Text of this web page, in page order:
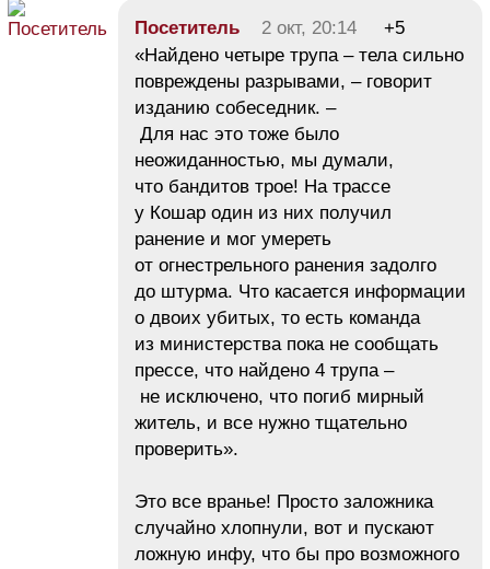
Посетитель 2 окт, 20:14
+5
«Найдено четыре трупа – тела сильно
повреждены разрывами, – говорит
изданию собеседник. –
Для нас это тоже было
неожиданностью, мы думали,
что бандитов трое! На трассе
у Кошар один из них получил
ранение и мог умереть
от огнестрельного ранения задолго
до штурма. Что касается информации
о двоих убитых, то есть команда
из министерства пока не сообщать
прессе, что найдено 4 трупа –
не исключено, что погиб мирный
житель, и все нужно тщательно
проверить».
Это все вранье! Просто заложника
случайно хлопнули, вот и пускают
ложную инфу, что бы про возможного